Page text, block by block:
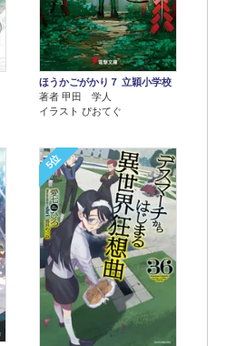
ほうかごがかり７ 立穎小学校
著者 甲田 学人
イラスト ぴおてぐ
5位